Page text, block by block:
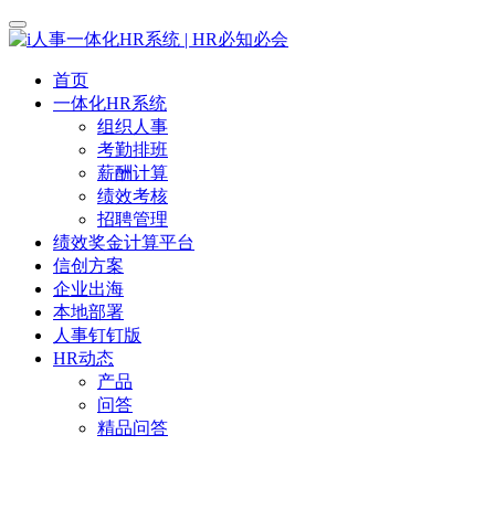
首页
一体化HR系统
组织人事
考勤排班
薪酬计算
绩效考核
招聘管理
绩效奖金计算平台
信创方案
企业出海
本地部署
人事钉钉版
HR动态
产品
问答
精品问答